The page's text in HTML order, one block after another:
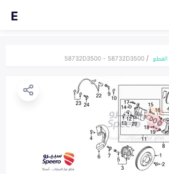
E
58732D3500 - 58732D3500